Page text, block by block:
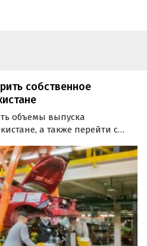
собственное
объемы выпуска
а также перейти с